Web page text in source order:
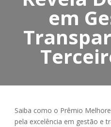
em
Saiba como o Prêmio
pela excelência em gestão e